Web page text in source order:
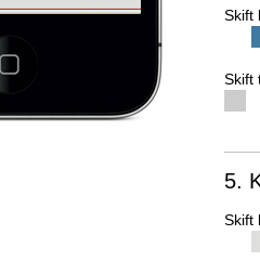
Skift
Skift
5.
Skift